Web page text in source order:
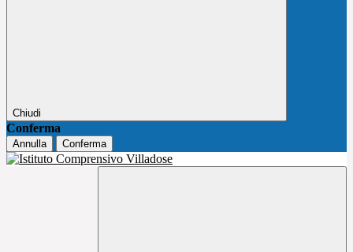
Chiudi
Conferma
Annulla Conferma